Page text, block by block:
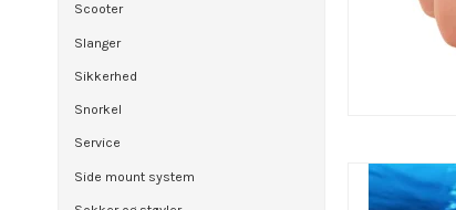
Scooter
Slanger
Sikkerhed
Snorkel
Service
Side mount system